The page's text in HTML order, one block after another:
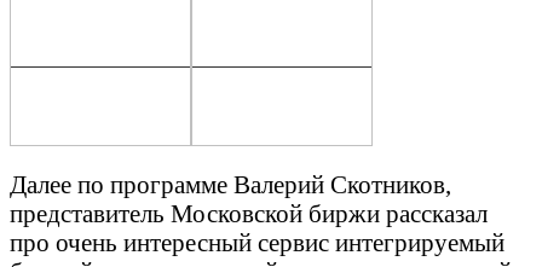
Далее по программе Валерий Скотников,
представитель Московской биржи рассказал
про очень интересный сервис интегрируемый